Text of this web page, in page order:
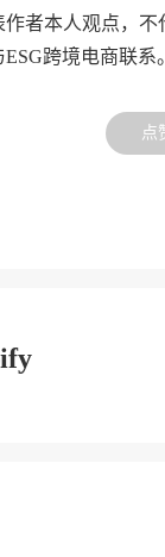
者本人观点，
跨境电商联系。
点